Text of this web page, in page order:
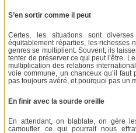
S’en sortir comme il peut
Certes, les situations sont
équitablement réparties, les richesses
genres se multiplient. Souvent, ils
tenter de préserver ce qui peut l’être.
multiplication des relations
voie commune, un chanceux qu’il faut
pas toujours avéré, et pourquoi pas un
En finir avec la sourde oreille
En attendant, on blablate, on gère
camoufler ce qui pourrait nous